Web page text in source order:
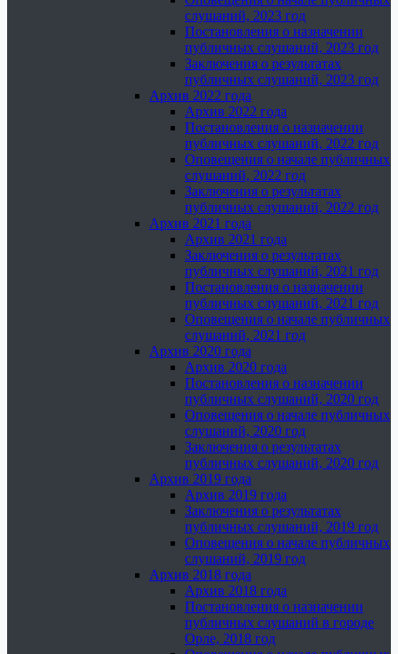
слушаний, 2023 год
Постановления о назначении
публичных слушаний, 2023 год
Заключения о результатах
публичных слушаний, 2023 год
Архив 2022 года
Архив 2022 года
Постановления о назначении
публичных слушаний, 2022 год
Оповещения о начале публичных
слушаний, 2022 год
Заключения о результатах
публичных слушаний, 2022 год
Архив 2021 года
Архив 2021 года
Заключения о результатах
публичных слушаний, 2021 год
Постановления о назначении
публичных слушаний, 2021 год
Оповещения о начале публичных
слушаний, 2021 год
Архив 2020 года
Архив 2020 года
Постановления о назначении
публичных слушаний, 2020 год
Оповещения о начале публичных
слушаний, 2020 год
Заключения о результатах
публичных слушаний, 2020 год
Архив 2019 года
Архив 2019 года
Заключения о результатах
публичных слушаний, 2019 год
Оповещения о начале публичных
слушаний, 2019 год
Архив 2018 года
Архив 2018 года
Постановления о назначении
публичных слушаний в городе
Орле, 2018 год